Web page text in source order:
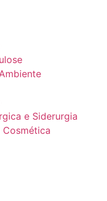
e Siderurgia
Cosmética